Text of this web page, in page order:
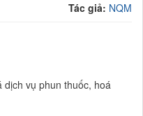
Tác giả: NQM
dịch vụ phun thuốc, hoá